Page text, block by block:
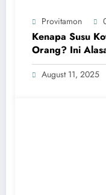
Provitamon
Kenapa Susu
Orang? Ini
August 11, 2025